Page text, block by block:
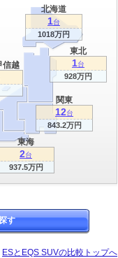
関東
12台
843.2万円
東海
2台
937.5万円
北海道
1台
1018万円
東北
1台
928万円
信越
す
ESとEQS SUVの比較トップへ